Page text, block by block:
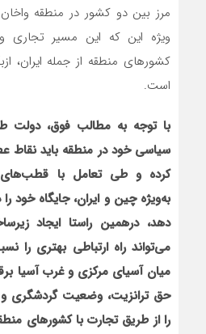
مرز بین دو کشور در منطقه
ویژه این که این مسیر تجاری
کشورهای منطقه از جمله ایران،
است.
با توجه به مطالب فوق، دولت
سیاسی خود در منطقه باید نقاط
کرده و طی تعامل با قطب‌های
به‌ویژه چین و ایران، جایگاه خود را
دهد، درهمین راستا ایجاد
می‌تواند راه ارتباطی بهتری را
میان آسیای مرکزی و غرب آسیا
حق ترانزیت، وضعیت گردشگری و
را از طریق تجارت با کشورهای